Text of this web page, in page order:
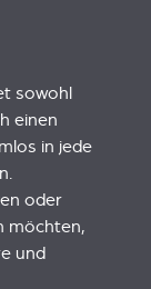
sowohl
einen
in jede
oder
möchten,
und